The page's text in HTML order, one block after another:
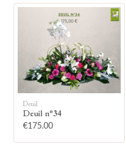
Allumez
Montrez votre
allumant
Deuil
Deuil n°34
€175.00